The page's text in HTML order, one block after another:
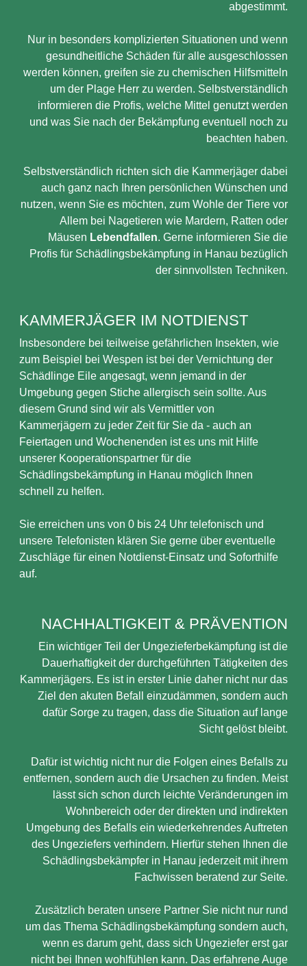
abgestimmt.
Nur in besonders komplizierten Situationen und wenn
gesundheitliche Schäden für alle ausgeschlossen
werden können, greifen sie zu chemischen Hilfsmitteln
um der Plage Herr zu werden. Selbstverständlich
informieren die Profis, welche Mittel genutzt werden
und was Sie nach der Bekämpfung eventuell noch zu
beachten haben.
Selbstverständlich richten sich die Kammerjäger dabei
auch ganz nach Ihren persönlichen Wünschen und
nutzen, wenn Sie es möchten, zum Wohle der Tiere vor
Allem bei Nagetieren wie Mardern, Ratten oder
Mäusen Lebendfallen. Gerne informieren Sie die
Profis für Schädlingsbekämpfung in Hanau bezüglich
der sinnvollsten Techniken.
KAMMERJÄGER IM NOTDIENST
Insbesondere bei teilweise gefährlichen Insekten, wie
zum Beispiel bei Wespen ist bei der Vernichtung der
Schädlinge Eile angesagt, wenn jemand in der
Umgebung gegen Stiche allergisch sein sollte. Aus
diesem Grund sind wir als Vermittler von
Kammerjägern zu jeder Zeit für Sie da - auch an
Feiertagen und Wochenenden ist es uns mit Hilfe
unserer Kooperationspartner für die
Schädlingsbekämpfung in Hanau möglich Ihnen
schnell zu helfen.
Sie erreichen uns von 0 bis 24 Uhr telefonisch und
unsere Telefonisten klären Sie gerne über eventuelle
Zuschläge für einen Notdienst-Einsatz und Soforthilfe
auf.
NACHHALTIGKEIT & PRÄVENTION
Ein wichtiger Teil der Ungezieferbekämpfung ist die
Dauerhaftigkeit der durchgeführten Tätigkeiten des
Kammerjägers. Es ist in erster Linie daher nicht nur das
Ziel den akuten Befall einzudämmen, sondern auch
dafür Sorge zu tragen, dass die Situation auf lange
Sicht gelöst bleibt.
Dafür ist wichtig nicht nur die Folgen eines Befalls zu
entfernen, sondern auch die Ursachen zu finden. Meist
lässt sich schon durch leichte Veränderungen im
Wohnbereich oder der direkten und indirekten
Umgebung des Befalls ein wiederkehrendes Auftreten
des Ungeziefers verhindern. Hierfür stehen Ihnen die
Schädlingsbekämpfer in Hanau jederzeit mit ihrem
Fachwissen beratend zur Seite.
Zusätzlich beraten unsere Partner Sie nicht nur rund
um das Thema Schädlingsbekämpfung sondern auch,
wenn es darum geht, dass sich Ungeziefer erst gar
nicht bei Ihnen wohlfühlen kann. Das erfahrene Auge